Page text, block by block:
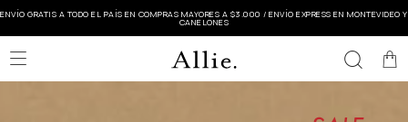
ENVÍO GRATIS A TODO EL PAÍS EN COMPRAS MAYORES A $3.000 / ENVÍO EXPRESS EN MONTEVIDEO Y
CANELONES
